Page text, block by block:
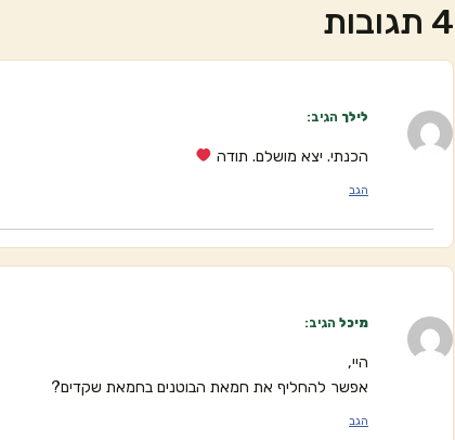
4 תגובות
לילך הגיב:
הכנתי. יצא מושלם. תודה
הגב
מיכל הגיב:
היי,
אפשר להחליף את חמאת הבוטנים בחמאת שקדים?
הגב